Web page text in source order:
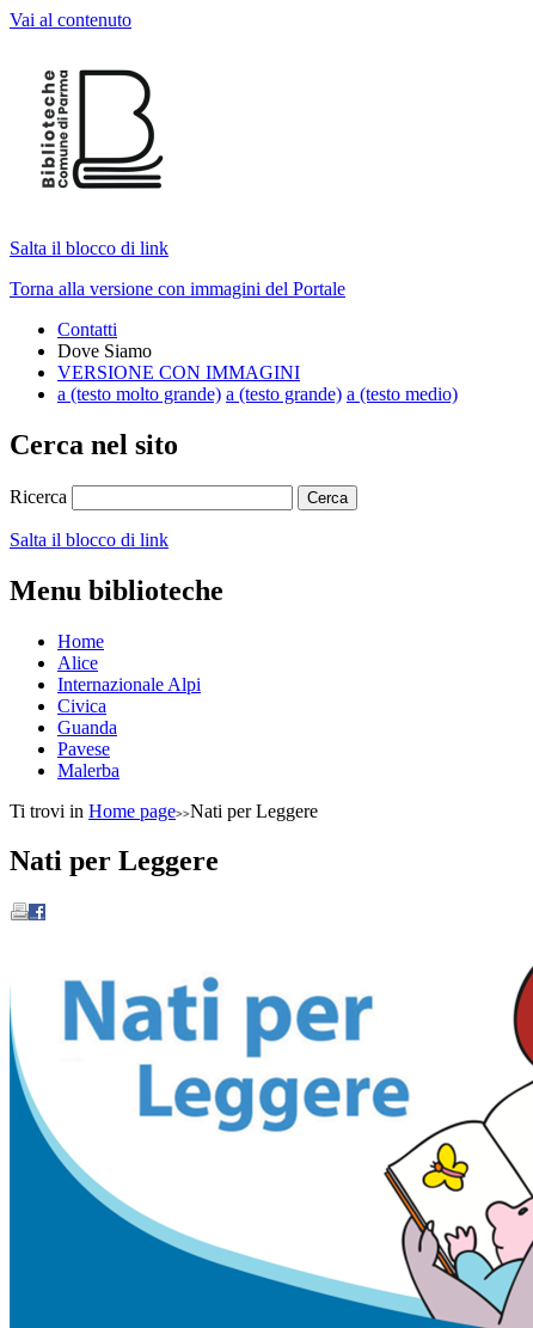
Vai al contenuto
Salta il blocco di link
Torna alla versione con immagini del Portale
Contatti
Dove Siamo
VERSIONE CON IMMAGINI
a (testo molto grande) a (testo grande) a (testo medio)
Cerca nel sito
Ricerca
Salta il blocco di link
Menu biblioteche
Home
Alice
Internazionale Alpi
Civica
Guanda
Pavese
Malerba
Ti trovi in Home page Nati per Leggere
Nati per Leggere